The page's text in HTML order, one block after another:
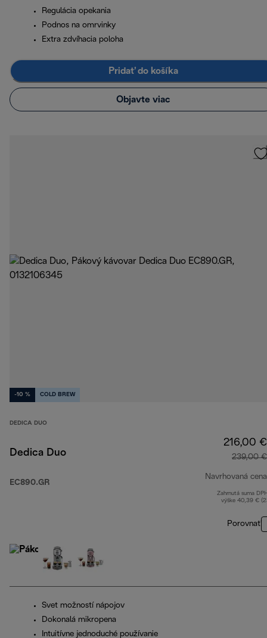
Regulácia opekania
Podnos na omrvinky
Extra zdvíhacia poloha
Pridať do košíka
Objavte viac
-10 % COLD BREW
DEDICA DUO
Dedica Duo
EC890.GR
216,00 €
239,00 €
Navrhovaná cena
Zahrnutá suma
výške 40,39 €
Porovnať
Svet možností nápojov
Dokonalá mikropena
Intuitívne jednoduché používanie